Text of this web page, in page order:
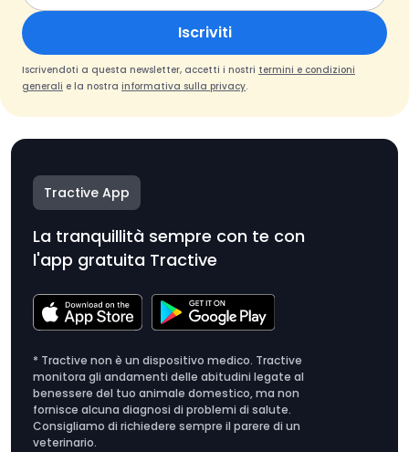
Iscriviti
Iscrivendoti a questa newsletter, accetti i nostri termini e condizioni
generali e la nostra informativa sulla privacy.
Tractive App
La tranquillità sempre con te con
l'app gratuita Tractive
* Tractive non è un dispositivo medico. Tractive
monitora gli andamenti delle abitudini legate al
benessere del tuo animale domestico, ma non
fornisce alcuna diagnosi di problemi di salute.
Consigliamo di richiedere sempre il parere di un
veterinario.